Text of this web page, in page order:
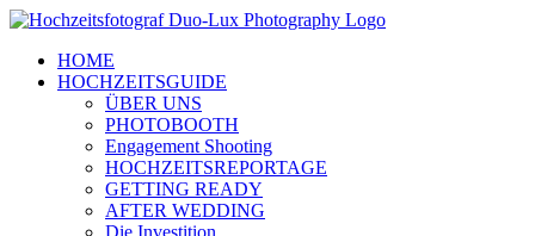
Zum
springenHOME
HOCHZEITSGUIDE
ÜBER UNS
PHOTOBOOTH
Engagement Shooting
HOCHZEITSREPORTAGE
GETTING READY
AFTER WEDDING
Die Investition